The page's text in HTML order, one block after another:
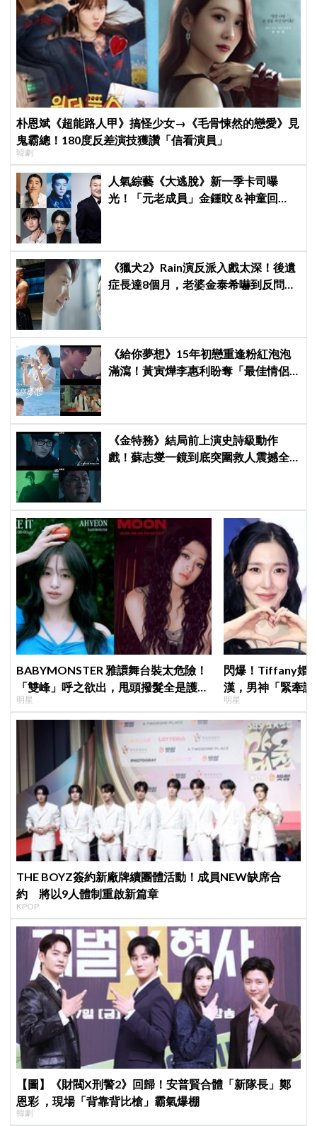
朴恩斌《超能路人甲》搞怪少女→《毛骨悚然的戀愛》見
鬼霸總！180度反差演技獲讚「信看演員」
韓劇
人氣綜藝《大逃脫》新一季卡司曝
光！「元老成員」金鍾旼＆神童回
《獵犬2》Rain演反派入戲太深！後遺
症長達8個月，老婆金泰希嚇到反問：
《給你夢想》15年初戀重逢粉紅泡泡
滿瀉！黃寅燁李惠利盼奪「最佳情侶
《金特務》結局前上演史詩級動作
戲！蘇志燮一鏡到底突圍救人震撼全
BABYMONSTER 雅譞舞台裝太危險！
「雙峰」呼之欲出，甩頭撥髮全是護胸
小動作！網：造型師出來謝罪
明星
閃爆！Tiffany婚
漢，男神「緊牽
甜度超標
明星
THE BOYZ簽約新廠牌續團體活動！成員NEW缺席合
約 將以9人體制重啟新篇章
KPOP
【圖】《財閥X刑警2》回歸！安普賢合體「新隊長」鄭
恩彩 ，現場「背靠背比槍」霸氣爆棚
韓劇